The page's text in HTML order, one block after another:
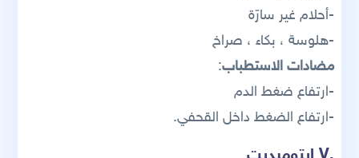
-أحلام غير سارّة
-هلوسة ، بكاء ، صراخ
مضادات الاستطباب:
-ارتفاع ضغط الدم
-ارتفاع الضغط داخل القحفي.